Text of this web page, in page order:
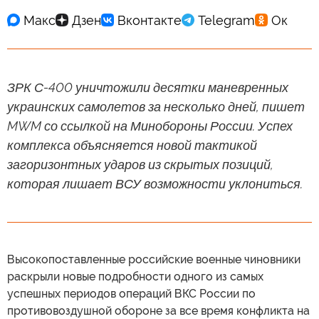
ЗРК С-400 уничтожили десятки маневренных
украинских самолетов за несколько дней, пишет
MWM со ссылкой на Минобороны России. Успех
комплекса объясняется новой тактикой
загоризонтных ударов из скрытых позиций,
которая лишает ВСУ возможности уклониться.
Высокопоставленные российские военные чиновники
раскрыли новые подробности одного из самых
успешных периодов операций ВКС России по
противовоздушной обороне за все время конфликта на